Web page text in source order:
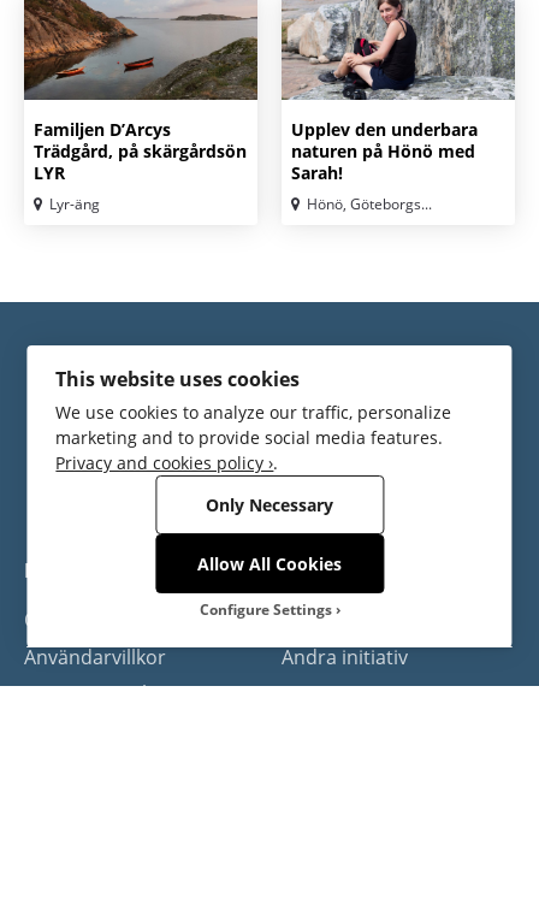
Familjen D’Arcys
Trädgård, på skärgårdsön
LYR
Lyr-äng
Upplev den underbara
naturen på Hönö med
Sarah!
Hönö, Göteborgs...
ägs och drivs av Turistrådet Västsverige
Meet the Locals
Om Meet the Locals
Användarvillkor
Integritetspolicy
Delningsekonomi
Hitta locals
Andra initiativ
This website uses cookies
We use cookies to analyze our traffic, personalize
marketing and to provide social media features.
Privacy and cookies policy ›.
Only Necessary
Allow All Cookies
Configure Settings
Select Cookies